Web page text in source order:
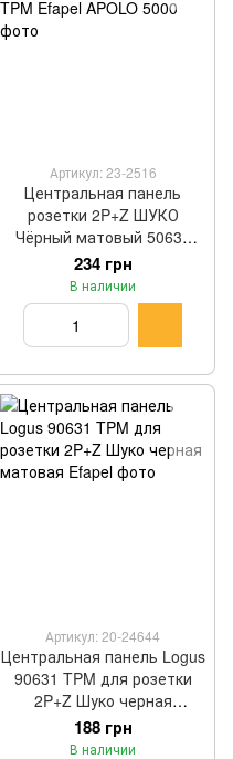
Артикул: 23-2516
Центральная панель
розетки 2P+Z ШУКО
Чёрный матовый 50631
TPM Efapel APOLO 5000
234 грн
В наличии
Артикул: 20-24644
Центральная панель Logus
90631 TPM для розетки
2P+Z Шуко черная
матовая Efapel
188 грн
В наличии